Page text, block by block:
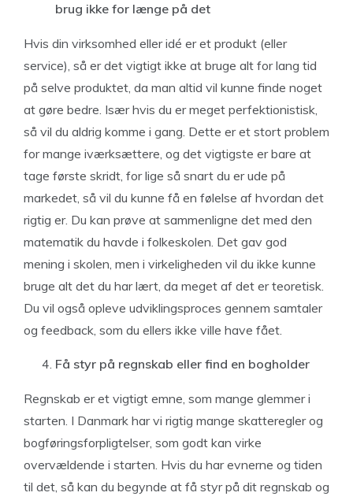
brug ikke for længe på det
Hvis din virksomhed eller idé er et produkt (eller
service), så er det vigtigt ikke at bruge alt for lang tid
på selve produktet, da man altid vil kunne finde noget
at gøre bedre. Især hvis du er meget perfektionistisk,
så vil du aldrig komme i gang. Dette er et stort problem
for mange iværksættere, og det vigtigste er bare at
tage første skridt, for lige så snart du er ude på
markedet, så vil du kunne få en følelse af hvordan det
rigtig er. Du kan prøve at sammenligne det med den
matematik du havde i folkeskolen. Det gav god
mening i skolen, men i virkeligheden vil du ikke kunne
bruge alt det du har lært, da meget af det er teoretisk.
Du vil også opleve udviklingsproces gennem samtaler
og feedback, som du ellers ikke ville have fået.
Få styr på regnskab eller find en bogholder
Regnskab er et vigtigt emne, som mange glemmer i
starten. I Danmark har vi rigtig mange skatteregler og
bogføringsforpligtelser, som godt kan virke
overvældende i starten. Hvis du har evnerne og tiden
til det, så kan du begynde at få styr på dit regnskab og